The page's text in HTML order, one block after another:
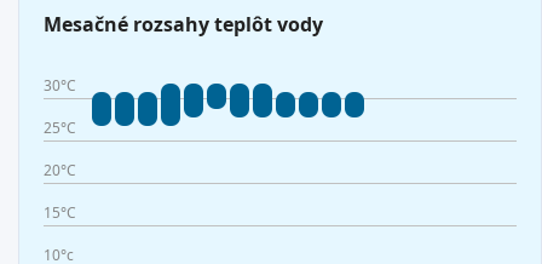
Mesačné rozsahy teplôt vody
30°C
25°C
20°C
15°C
10°c